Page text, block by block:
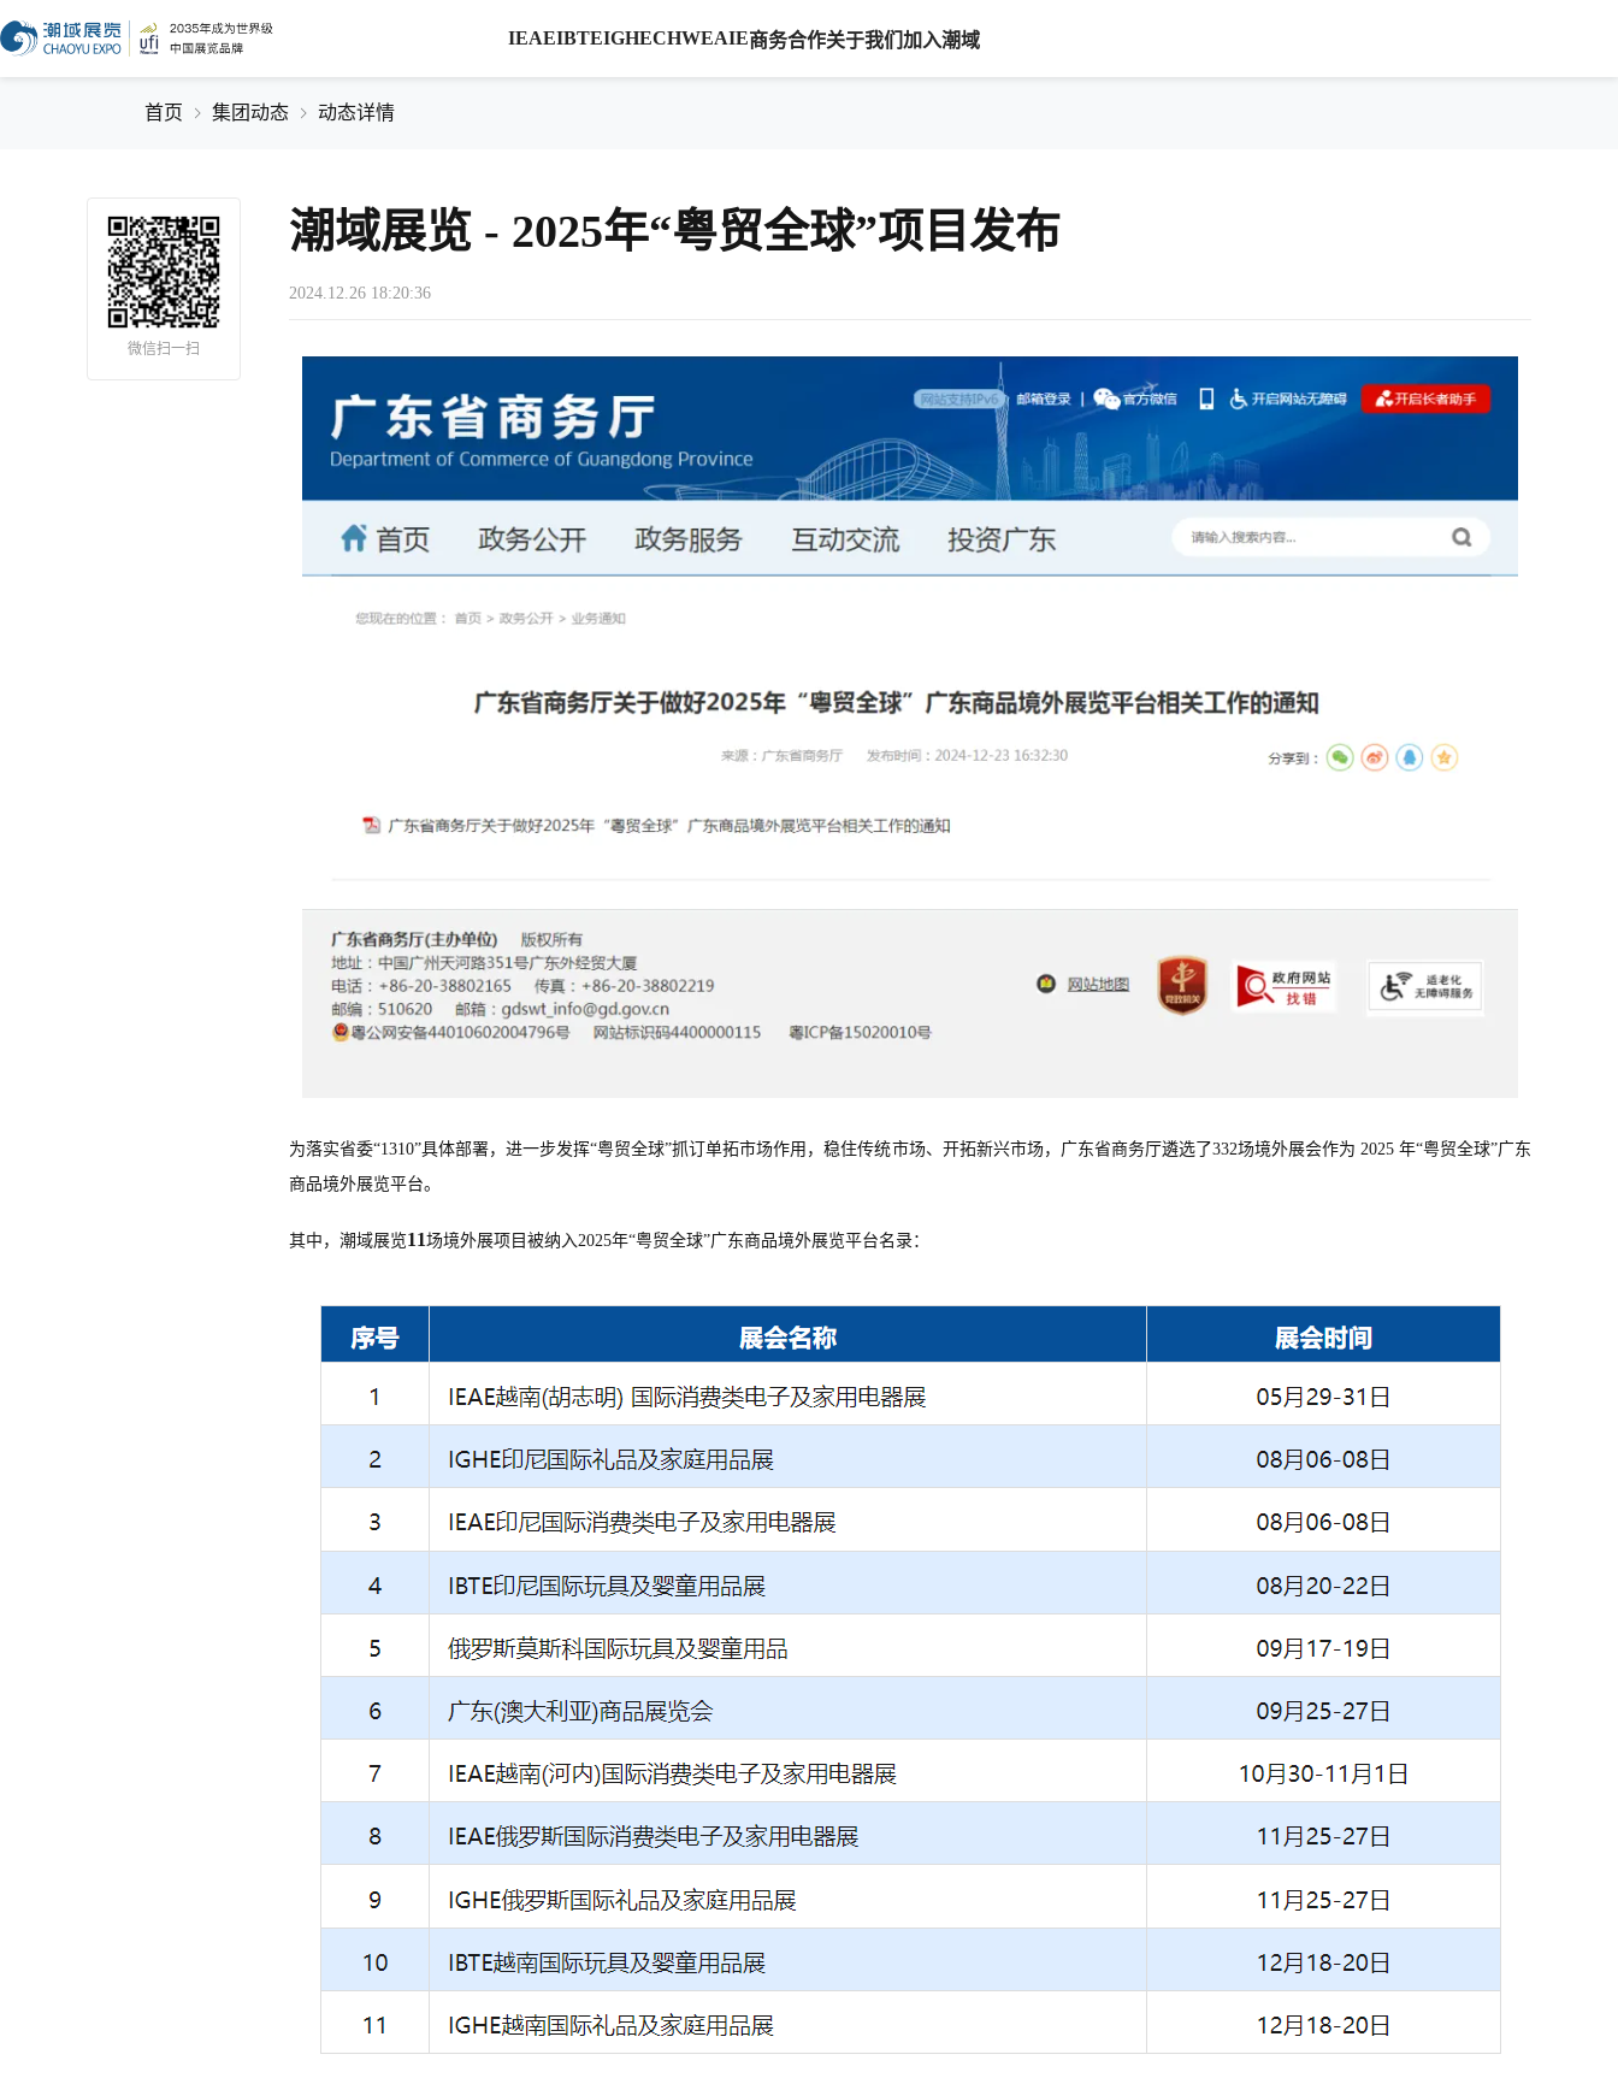
IEAEIBTEIGHECHWEAIE商务合作关于我们 加入潮域
首页 集团动态 动态详情
微信扫一扫
潮域展览 - 2025年“粤贸全球”项目发布
2024.12.26 18:20:36
为落实省委“1310”具体部署，进一步发挥“粤贸全球”抓订单拓市场作用，稳住传统市场、开拓新兴市场，广东省商务厅遴选了332场境外展会作为 2025 年“粤贸全球”广东
商品境外展览平台。
其中，潮域展览11场境外展项目被纳入2025年“粤贸全球”广东商品境外展览平台名录：